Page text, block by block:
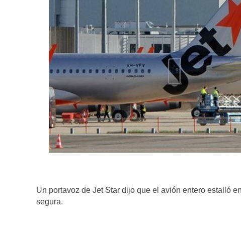
Un portavoz de Jet Star dijo que el avión entero estalló
segura.